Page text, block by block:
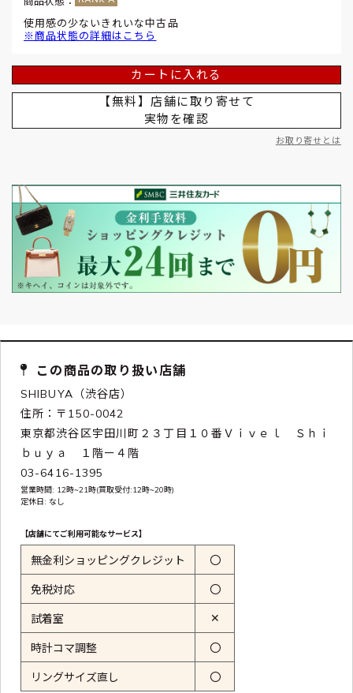
使用感の少ないきれいな中古品
※商品状態の詳細はこちら
カートに入れる
【無料】店舗に取り寄せて
実物を確認
お取り寄せとは
この商品の取り扱い店舗
SHIBUYA（渋谷店）
住所：〒150-0042
東京都渋谷区宇田川町２３丁目１０番Ｖｉｖｅｌ Ｓｈｉ
ｂｕｙａ １階ー４階
03-6416-1395
営業時間: 12時~21時(買取受付:12時~20時)
定休日: なし
【店舗にてご利用可能なサービス】
無金利ショッピングクレジット 〇
免税対応 〇
試着室 ✕
時計コマ調整 〇
リングサイズ直し 〇